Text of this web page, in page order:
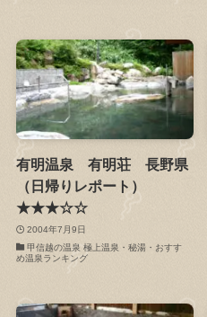
有明温泉 有明荘 長野県
（日帰りレポート）
★★★☆☆
2004年7月9日
甲信越の温泉 極上温泉・秘湯・おすす
め温泉ランキング